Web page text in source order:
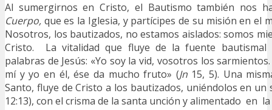
Al sumergirnos en Cristo, el Bautismo también nos
Cuerpo, que es la Iglesia, y partícipes de su misión en el
Nosotros, los bautizados, no estamos aislados: somos
Cristo. La vitalidad que fluye de la fuente bautismal
palabras de Jesús: «Yo soy la vid, vosotros los
mí y yo en él, ése da mucho fruto» (Jn15, 5). Una
Santo, fluye de Cristo a los bautizados, uniéndolos en un
12:13), con el crisma de la santa unción y alimentado en